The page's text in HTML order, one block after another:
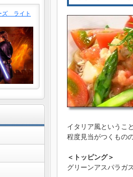
イタリア風というこ
程度見当がつくもの
＜トッピング＞
グリーンアスパラガ
ズ ライト